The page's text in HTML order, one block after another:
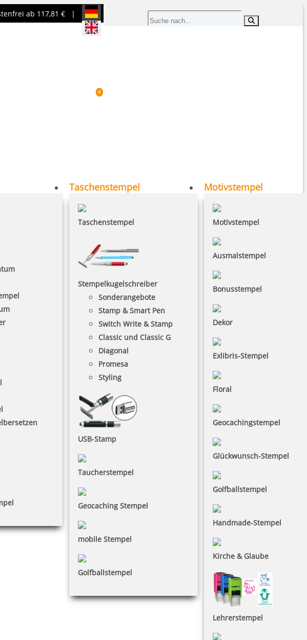
ab 117,81 € |
0
Taschenstempel
Taschenstempel
Stempelkugelschreiber
Sonderangebote
Stamp & Smart Pen
Switch Write & Stamp
Classic und Classic G
Diagonal
Promesa
Styling
USB-Stamp
Taucherstempel
Geocaching Stempel
mobile Stempel
Golfballstempel
Motivstempel
Motivstempel
Ausmalstempel
Bonusstempel
Dekor
Exlibris-Stempel
Floral
Geocachingstempel
Glückwunsch-Stempel
Golfballstempel
Handmade-Stempel
Kirche & Glaube
Lehrerstempel